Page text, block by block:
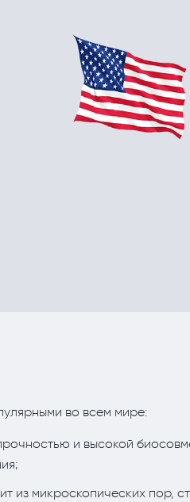
терапия
и ортопедия
жировых отложений
во всем мире:
и высокой
из микроскопических пор,